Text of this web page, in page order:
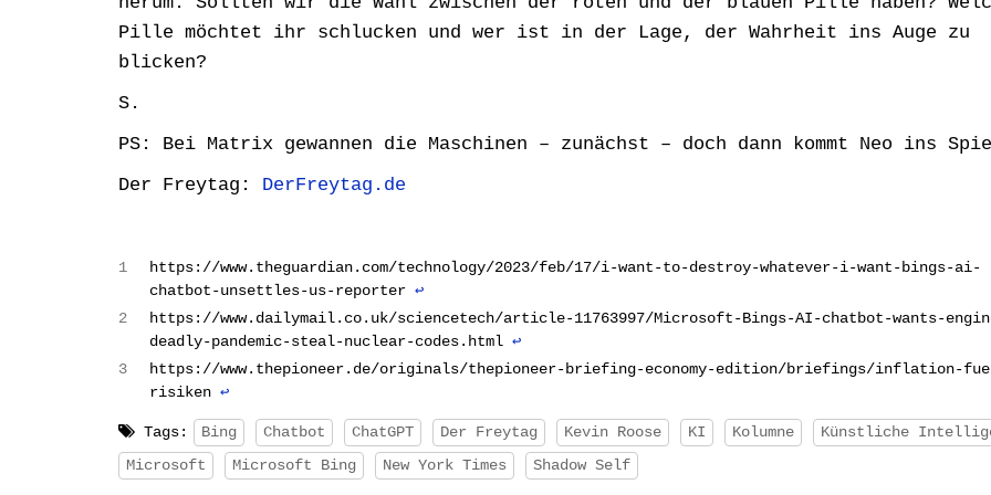
Pille möchtet ihr schlucken und wer ist in der Lage, der Wahrheit ins Auge zu
blicken?
S.
PS: Bei Matrix gewannen die Maschinen – zunächst – doch dann kommt Neo ins
Der Freytag: DerFreytag.de
1
https://www.theguardian.com/technology/2023/feb/17/i-want-to-destroy-whatever-i-want-bings-ai-
chatbot-unsettles-us-reporter↩︎
2
https://www.dailymail.co.uk/sciencetech/article-11763997/Microsoft-Bings-AI-chatbot-wants-
deadly-pandemic-steal-nuclear-codes.html↩︎
3
https://www.thepioneer.de/originals/thepioneer-briefing-economy-edition/briefings/inflation-
risiken↩︎
Tags: Bing Chatbot ChatGPT Der Freytag Kevin Roose KI Kolumne
Künstliche
Microsoft
Microsoft Bing New York Times Shadow Self